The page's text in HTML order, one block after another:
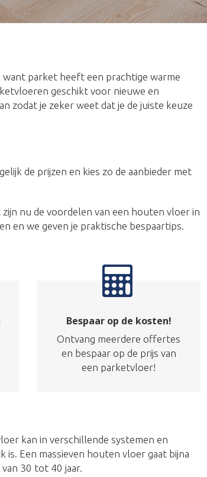
want parket heeft een prachtige warme
geschikt voor nieuwe en
zodat je zeker weet dat je de juiste keuze
de prijzen en kies zo de aanbieder met
nu de voordelen van een houten vloer in
en we geven je praktische bespaartips.
Bespaar op de kosten!
Ontvang meerdere offertes
en bespaar op de prijs van
een parketvloer!
kan in verschillende systemen en
Een massieven houten vloer gaat bijna
30 tot 40 jaar.